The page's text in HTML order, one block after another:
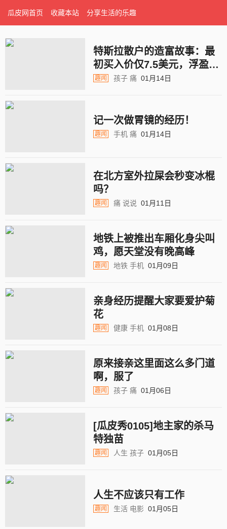
瓜皮网首页 收藏本站 分享生活的乐趣
特斯拉散户的造富故事：最
初买入价仅7.5美元，浮盈近
1200万，39岁退休！
趣闻 孩子 痛 01月14日
记一次做胃镜的经历！
趣闻 手机 痛 01月14日
在北方室外拉屎会秒变冰棍
吗？
趣闻 痛 说说 01月11日
地铁上被推出车厢化身尖叫
鸡，愿天堂没有晚高峰
趣闻 地铁 手机 01月09日
亲身经历提醒大家要爱护菊
花
趣闻 健康 手机 01月08日
原来接亲这里面这么多门道
啊，服了
趣闻 孩子 痛 01月06日
[瓜皮秀0105]地主家的杀马
特独苗
趣闻 人生 孩子 01月05日
人生不应该只有工作
趣闻 生活 电影 01月05日